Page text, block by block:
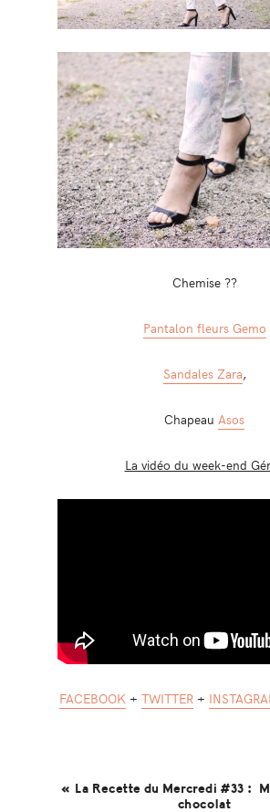
Chemise ??
Pantalon fleurs Gemo
Sandales Zara,
Chapeau Asos
La vidéo du week-end
FACEBOOK+ TWITTER+
« La Recette du Mercredi #33 :
chocolat